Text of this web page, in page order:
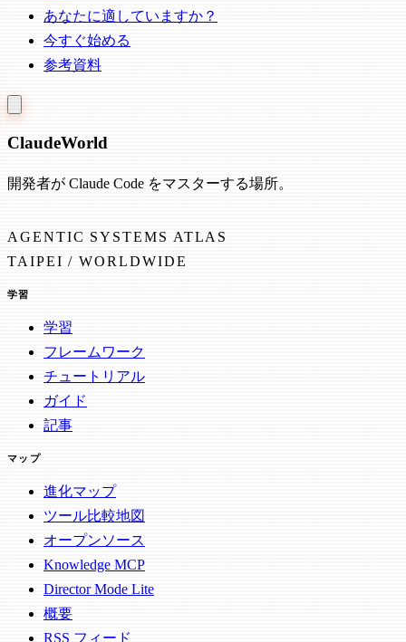
あなたに適していますか？
今すぐ始める
参考資料
ClaudeWorld
開発者が Claude Code をマスターする場所。
AGENTIC SYSTEMS ATLAS
TAIPEI / WORLDWIDE
学習
学習
フレームワーク
チュートリアル
ガイド
記事
マップ
進化マップ
ツール比較地図
オープンソース
Knowledge MCP
Director Mode Lite
概要
RSS フィード